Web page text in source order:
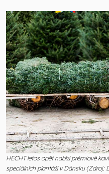
HECHT letos opět nabízí prémiové
speciálních plantáží v Dánsku (Zdroj: